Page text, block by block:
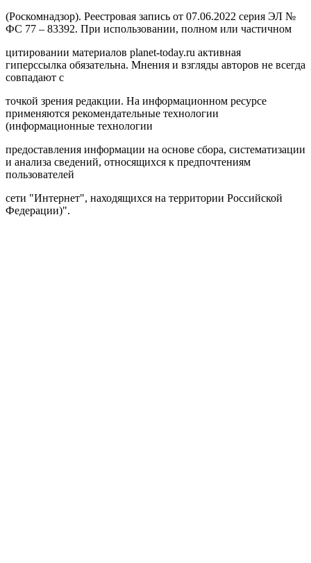
(Роскомнадзор). Реестровая запись от 07.06.2022 серия ЭЛ №
ФС 77 – 83392. При использовании, полном или частичном
цитировании материалов planet-today.ru активная
гиперссылка обязательна. Мнения и взгляды авторов не всегда
совпадают с
точкой зрения редакции. На информационном ресурсе
применяются рекомендательные технологии
(информационные технологии
предоставления информации на основе сбора, систематизации
и анализа сведений, относящихся к предпочтениям
пользователей
сети "Интернет", находящихся на территории Российской
Федерации)".